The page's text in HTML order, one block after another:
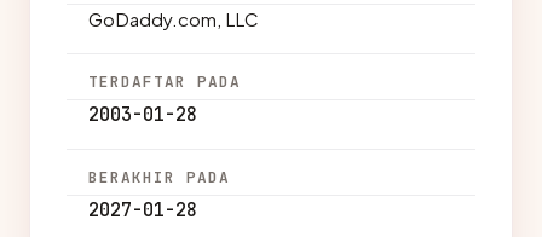
GoDaddy.com, LLC
TERDAFTAR PADA
2003-01-28
BERAKHIR PADA
2027-01-28